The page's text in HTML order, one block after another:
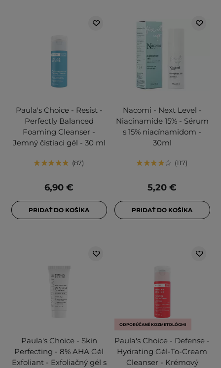
Paula's Choice - Resist -
Perfectly Balanced
Foaming Cleanser -
Jemný čistiaci gél - 30 ml
87
6,90 €
PRIDAŤ DO KOŠÍKA
Nacomi - Next Level -
Niacinamide 15% - Sérum
s 15% niacínamidom -
30ml
117
5,20 €
PRIDAŤ DO KOŠÍKA
Paula's Choice - Skin
Perfecting - 8% AHA Gél
Exfoliant - Exfoliačný gél s
ODPORÚČANÉ KOZMETOLÓGMI
Paula's Choice - Defense -
Hydrating Gél-To-Cream
Cleanser - Krémový